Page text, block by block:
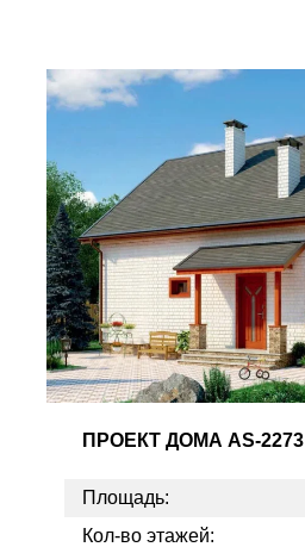
ПРОЕКТ ДОМА AS-2273
Площадь:
Кол-во этажей: